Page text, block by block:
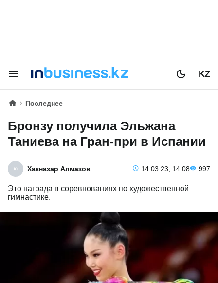
KZ
Последнее
Бронзу получила Эльжана
Таниева на Гран-при в Испании
Хакназар Алмазов 14.03.23, 14:08 997
Это награда в соревнованиях по художественной
гимнастике.